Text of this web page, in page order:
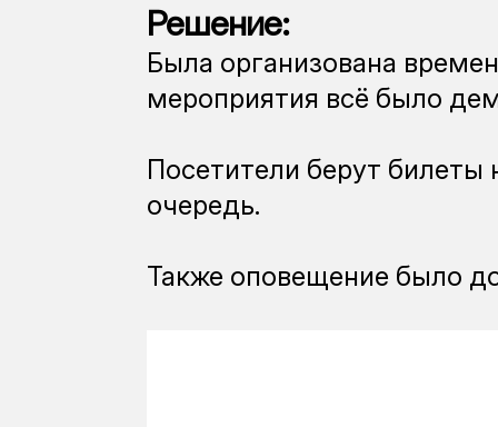
Решение:
Была организована
мероприятия всё было
Посетители берут
очередь.
Также оповещение было